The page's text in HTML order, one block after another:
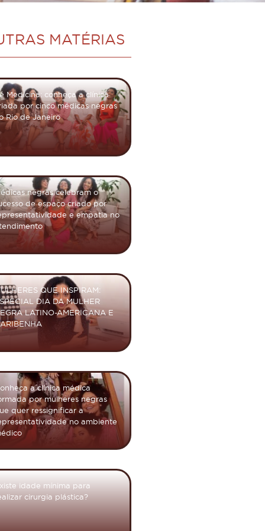
MATÉRIAS
Medicina: conheça a clínica
por cinco médicas negras
Rio de Janeiro
negras celebram o
de espaço criado por
e empatia no
QUE INSPIRAM:
DIA DA MULHER
LATINO-AMERICANA E
a clínica médica
por mulheres negras
quer ressignificar a
no ambiente
idade mínima para
cirurgia plástica?